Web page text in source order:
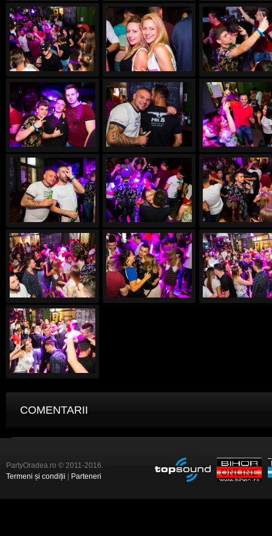
COMENTARII
PartyOradea.ro © 2011-2016.
Termeni și condiții
Parteneri